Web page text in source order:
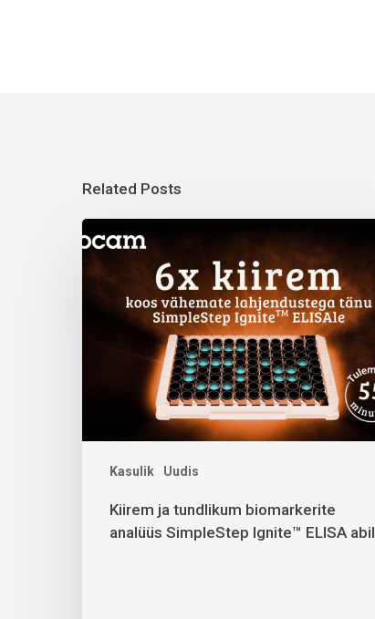
Related Posts
Kasulik Uudis
Kiirem ja tundlikum biomarkerite
analüüs SimpleStep Ignite™ ELISA abil